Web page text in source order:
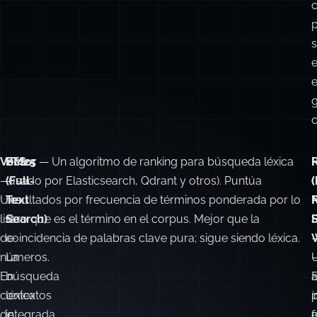
Vector
—
Una
lista
de
números.
En
contextos
de
FTS
(Full-
Text
Search)
—
La
búsqueda
léxica
integrada
BM25 — Un algoritmo de ranking para búsqueda léxica
(usado por Elasticsearch, Qdrant y otros). Puntúa
resultados por frecuencia de términos ponderada por lo
raro que es el término en el corpus. Mejor que la
coincidencia de palabras clave pura; sigue siendo léxica.